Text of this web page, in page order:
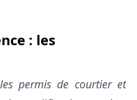
: les
permis de courtier et